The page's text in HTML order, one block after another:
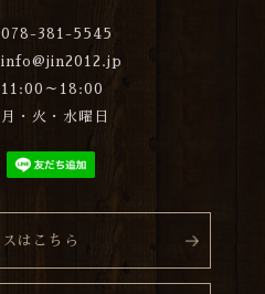
078-381-5545
info@jin2012.jp
11:00～18:00
月・火・水曜日
はこちら